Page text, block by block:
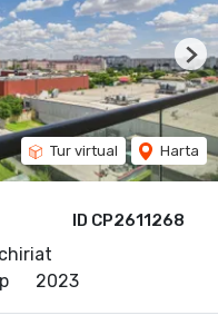
ID CP2611268
2023
Tur virtual Harta